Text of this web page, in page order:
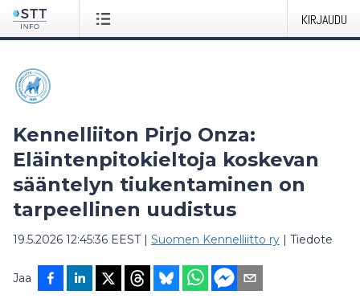
KIRJAUDU
Kennelliiton Pirjo Onza:
Eläintenpitokieltoja koskevan
sääntelyn tiukentaminen on
tarpeellinen uudistus
19.5.2026 12:45:36 EEST| Suomen Kennelliitto ry | Tiedote
Jaa